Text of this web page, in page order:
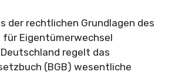
der rechtlichen Grundlagen des
Eigentümerwechsel
regelt das
(BGB) wesentliche